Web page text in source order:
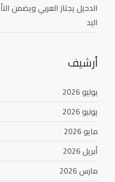
الدحيل يجتاز العربي ويضمن
اليد
أرشيف
يوليو 2026
يونيو 2026
مايو 2026
أبريل 2026
مارس 2026